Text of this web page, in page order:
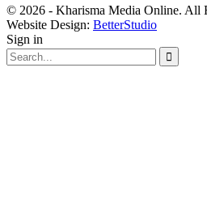
© 2026 - Kharisma Media Online. All
Website Design: BetterStudio
Sign in